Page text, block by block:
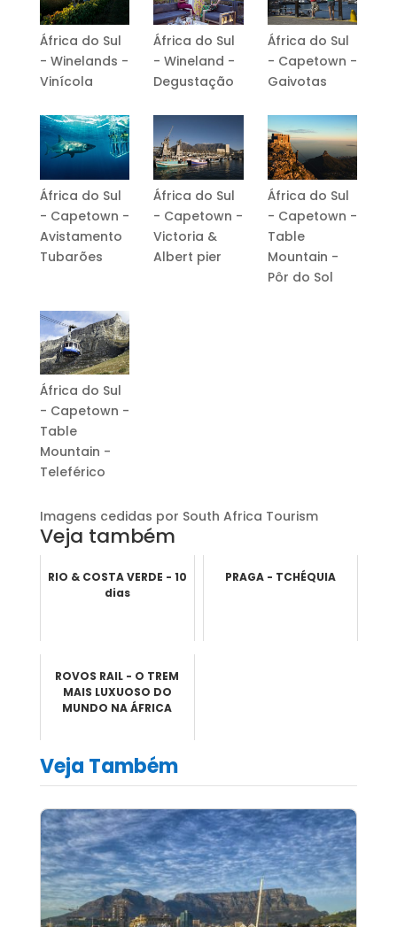
África do Sul
- Winelands -
Vinícola
África do Sul
- Wineland -
Degustação
África do Sul
- Capetown -
Gaivotas
África do Sul
- Capetown -
Avistamento
Tubarões
África do Sul
- Capetown -
Victoria &
Albert pier
África do Sul
- Capetown -
Table
Mountain -
Pôr do Sol
África do Sul
- Capetown -
Table
Mountain -
Teleférico
Imagens cedidas por South Africa Tourism
Veja também
RIO & COSTA VERDE - 10
dias
PRAGA - TCHÉQUIA
ROVOS RAIL - O TREM
MAIS LUXUOSO DO
MUNDO NA ÁFRICA
Veja Também